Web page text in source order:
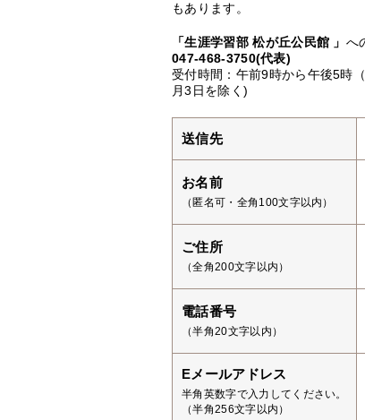
もあります。
「生涯学習部 松が丘公民館 」 へ
047-468-3750(代表)
受付時間：午前9時から午後5時
月3日を除く)
送信先
お名前
（匿名可・全角100文字以内）
ご住所
（全角200文字以内）
電話番号
（半角20文字以内）
Eメールアドレス
半角英数字で入力してください。
（半角256文字以内）